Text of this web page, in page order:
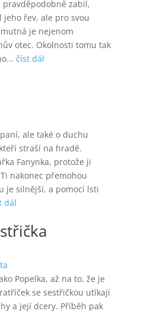
zabil,
jeho řev, ale pro svou
je nejenom
otec. Okolnosti tomu tak
číst dál
ale také o duchu
straší na hradě.
Fanynka, protože ji
nakonec přemohou
je silnější, a pomocí lsti
dál
Popelka, až na to, že je
se sestřičkou utíkají
a její dcery. Příběh pak